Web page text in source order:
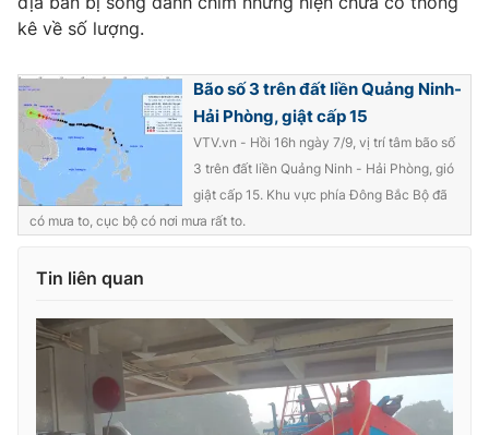
kê về số lượng.
Bão số 3 trên đất liền Quảng Ninh-
Hải Phòng, giật cấp 15
VTV.vn - Hồi 16h ngày 7/9, vị trí tâm bão số
3 trên đất liền Quảng Ninh - Hải Phòng, gió
giật cấp 15. Khu vực phía Đông Bắc Bộ đã
có mưa to, cục bộ có nơi mưa rất to.
Tin liên quan